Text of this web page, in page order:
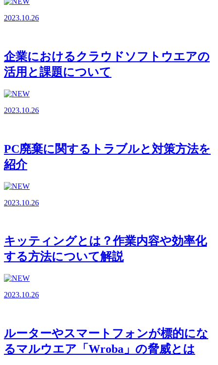
2023.10.26
企業におけるクラウドソフトウエアの
活用と課題について
2023.10.26
PC廃棄に関するトラブルと対策方法を
紹介
2023.10.26
キッティングとは？作業内容や効率化
する方法について解説
2023.10.26
ルーターやスマートフォンが標的にな
るマルウエア「Wroba」の脅威とは